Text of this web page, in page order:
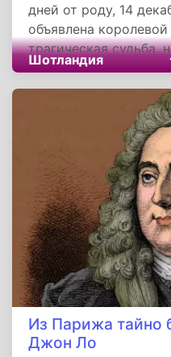
дней от роду, 14
объявлена
трагическая судьба,
«литературными» по
и событиями,
романтической и
Шотландия
Из Парижа тайно
Джон Ло